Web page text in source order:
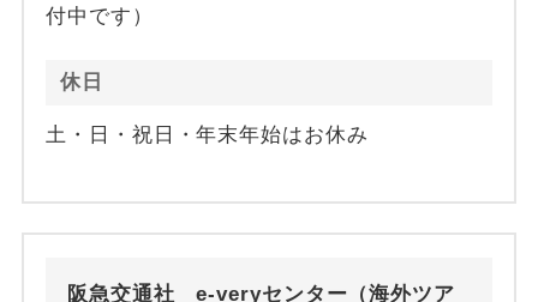
付中です）
休日
土・日・祝日・年末年始はお休み
阪急交通社 e-veryセンター（海外ツア